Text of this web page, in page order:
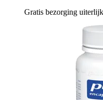
Gratis bezorging